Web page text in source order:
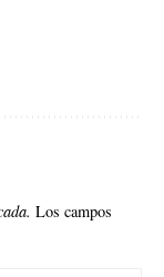
Los campos